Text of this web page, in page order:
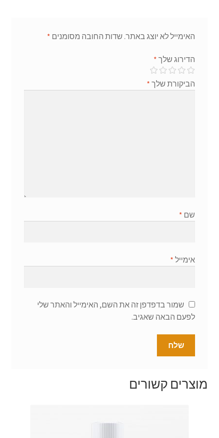
האימייל לא יוצג באתר. שדות החובה מסומנים *
הדירוג שלך *
הביקורת שלך *
שם *
אימייל *
שמור בדפדפן זה את השם, האימייל והאתר שלי
לפעם הבאה שאגיב.
מוצרים קשורים